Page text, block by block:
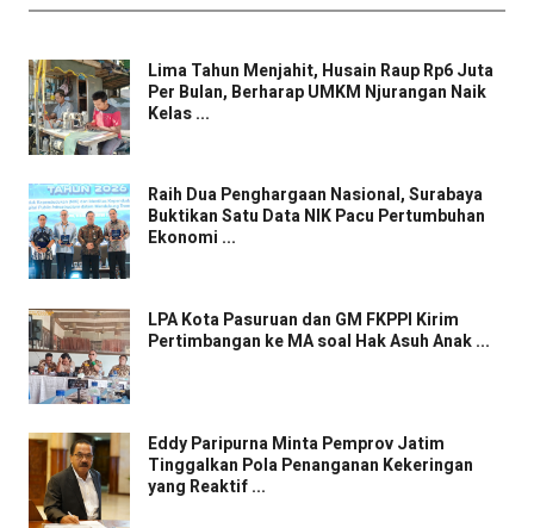
Lima Tahun Menjahit, Husain Raup Rp6 Juta
Per Bulan, Berharap UMKM Njurangan Naik
Kelas ...
Raih Dua Penghargaan Nasional, Surabaya
Buktikan Satu Data NIK Pacu Pertumbuhan
Ekonomi ...
LPA Kota Pasuruan dan GM FKPPI Kirim
Pertimbangan ke MA soal Hak Asuh Anak ...
Eddy Paripurna Minta Pemprov Jatim
Tinggalkan Pola Penanganan Kekeringan
yang Reaktif ...